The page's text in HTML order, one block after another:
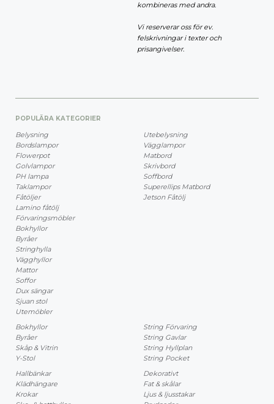
kombineras med andra.
Vi reserverar oss för ev.
felskrivningar i texter och
prisangivelser.
POPULÄRA KATEGORIER
Belysning
Bordslampor
Flowerpot
Golvlampor
PH lampa
Taklampor
Fåtöljer
Lamino fåtölj
Förvaringsmöbler
Bokhyllor
Byråer
Stringhylla
Vägghyllor
Mattor
Soffor
Dux sängar
Sjuan stol
Utemöbler
Utebelysning
Vägglampor
Matbord
Skrivbord
Soffbord
Superellips Matbord
Jetson Fåtölj
Bokhyllor
Byråer
Skåp & Vitrin
Y-Stol
String Förvaring
String Gavlar
String Hyllplan
String Pocket
Hallbänkar
Klädhängare
Krokar
Dekorativt
Fat & skålar
Ljus & ljusstakar